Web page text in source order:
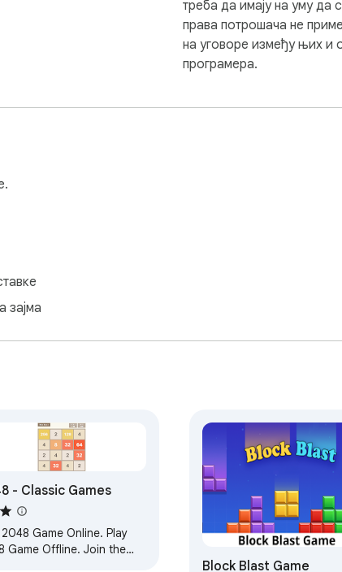
треба да имају на уму да
права потрошача не
на уговоре између њих и
програмера.
зајма
- Classic Games
Game Online. Play
Game Offline. Join the
Block Blast Game